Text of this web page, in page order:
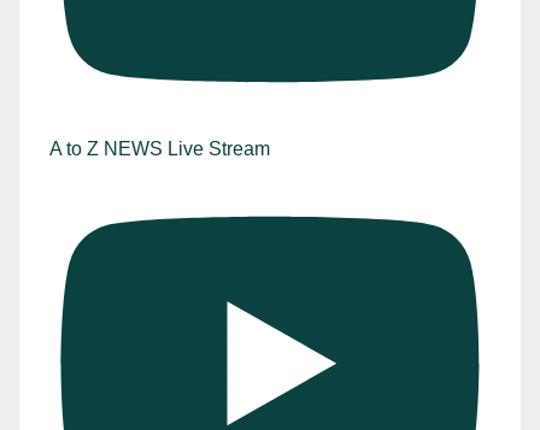
A to Z NEWS Live Stream